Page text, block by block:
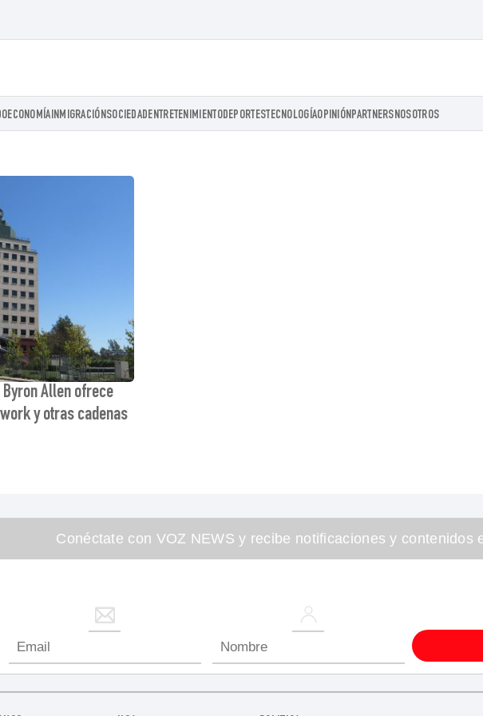
ECONOMÍAINMIGRACIÓNSOCIEDADENTRETENIMIENTODEPORTESTECNOLOGÍAOPINIÓNPARTNERSNOSOTROS
Byron Allen ofrece
y otras cadenas
Conéctate con VOZ NEWS y recibe notificaciones y contenidos